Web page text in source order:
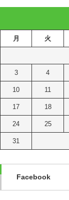
月 火
3 4
10 11
17 18
24 25
31
Facebook